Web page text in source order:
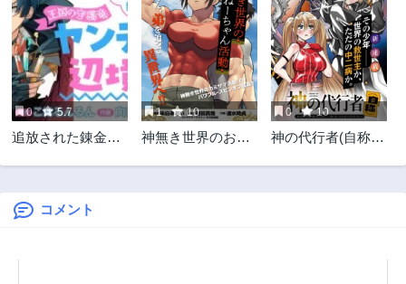
0 5.7
追放された錬金術
（王国の守護竜）
と一緒に辺境で幸
1 10
神無き世界のおね
0 10
神の代行者(自称)
に……と言いまく
コメント